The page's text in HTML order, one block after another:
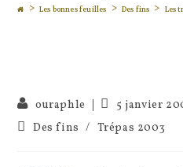
> Les bonnes feuilles > Des fins > Les
Auteur/autrice
de
la
ouraphle
Publication
publiée :
5 janvier
PostDes fins / Trépas 2003